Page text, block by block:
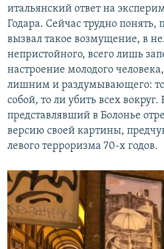
итальянский ответ на
Годара. Сейчас трудно понять,
вызвал такое возмущение, в
непристойного, всего лишь
настроение молодого
лишним и раздумывающего: то
собой, то ли убить всех
представлявший в Болонье
версию своей картины,
левого терроризма 70-х годов.